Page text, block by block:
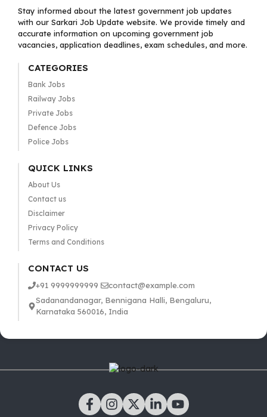
Stay informed about the latest government job updates
with our Sarkari Job Update website. We provide timely and
accurate information on upcoming government job
vacancies, application deadlines, exam schedules, and more.
CATEGORIES
Bank Jobs
Railway Jobs
Private Jobs
Defence Jobs
Police Jobs
QUICK LINKS
About Us
Contact us
Disclaimer
Privacy Policy
Terms and Conditions
CONTACT US
+91 9999999999
contact@example.com
Sadanandanagar, Bennigana Halli, Bengaluru,
Karnataka 560016, India